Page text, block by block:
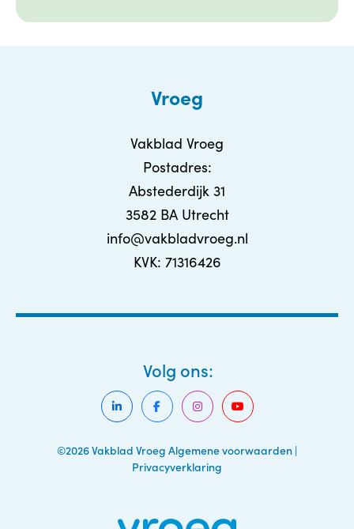
Vroeg
Vakblad Vroeg
Postadres:
Abstederdijk 31
3582 BA Utrecht
info@vakbladvroeg.nl
KVK: 71316426
©2026 Vakblad Vroeg Algemene voorwaarden |
Privacyverklaring
Volg ons: